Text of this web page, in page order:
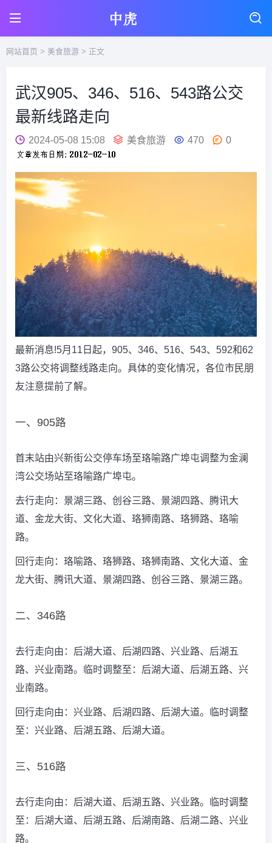
网站首页 > 美食旅游 > 正文
武汉905、346、516、543路公交
最新线路走向
2024-05-08 15:08 美食旅游 470 0
最新消息!5月11日起，905、346、516、543、592和62
3路公交将调整线路走向。具体的变化情况，各位市民朋
友注意提前了解。
一、905路
首末站由兴新街公交停车场至珞喻路广埠屯调整为金澜
湾公交场站至珞喻路广埠屯。
去行走向：景湖三路、创谷三路、景湖四路、腾讯大
道、金龙大街、文化大道、珞狮南路、珞狮路、珞喻
路。
回行走向：珞喻路、珞狮路、珞狮南路、文化大道、金
龙大街、腾讯大道、景湖四路、创谷三路、景湖三路。
二、346路
去行走向由：后湖大道、后湖四路、兴业路、后湖五
路、兴业南路。临时调整至：后湖大道、后湖五路、兴
业南路。
回行走向由：兴业路、后湖四路、后湖大道。临时调整
至：兴业路、后湖五路、后湖大道。
三、516路
去行走向由：后湖大道、后湖五路、兴业路。临时调整
至：后湖大道、后湖五路、后湖南路、后湖二路、兴业
路。